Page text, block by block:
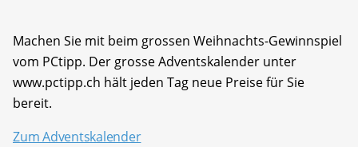
Machen Sie mit beim grossen Weihnachts-Gewinnspiel
vom PCtipp. Der grosse Adventskalender unter
www.pctipp.ch hält jeden Tag neue Preise für Sie
bereit.
Zum Adventskalender